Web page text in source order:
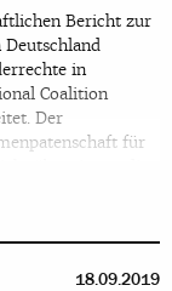
werden.
Klima, das - auch
in die
entgegenzutreten
zugänglich
Bericht zur
in
Coalition
Der
für
die Verantwortung
wurde.
18.09.2019